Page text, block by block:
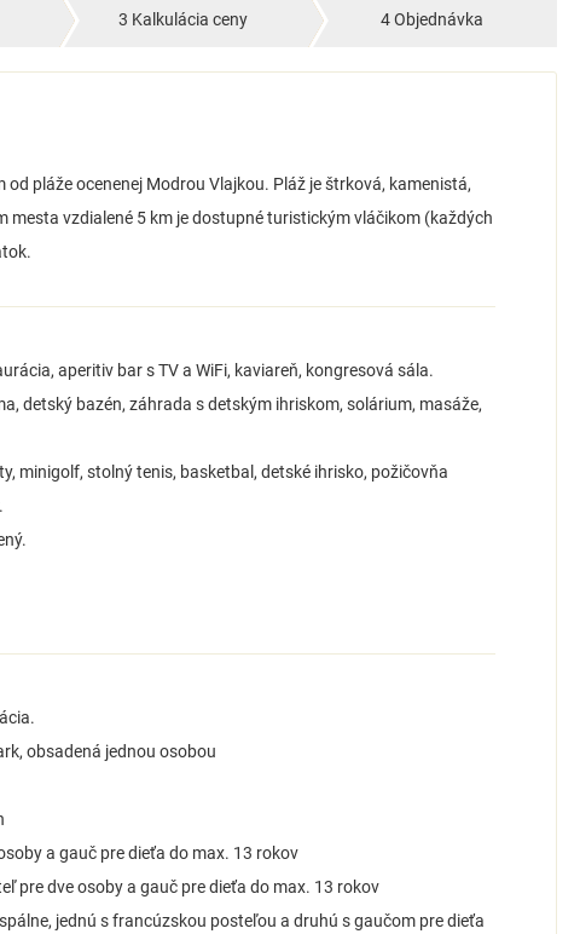
3 Kalkulácia ceny 4 Objednávka
pláže ocenenej Modrou Vlajkou. Pláž je štrková, kamenistá,
mesta vzdialené 5 km je dostupné turistickým vláčikom (každých
aperitiv bar s TV a WiFi, kaviareň, kongresová sála.
detský bazén, záhrada s detským ihriskom, solárium, masáže,
minigolf, stolný tenis, basketbal, detské ihrisko, požičovňa
obsadená jednou osobou
a gauč pre dieťa do max. 13 rokov
pre dve osoby a gauč pre dieťa do max. 13 rokov
jednú s francúzskou posteľou a druhú s gaučom pre dieťa